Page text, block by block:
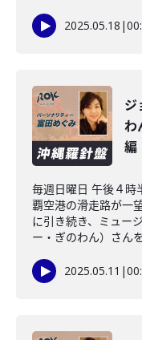
2025.05.18 |
ジ
わ
編
毎週日曜日 午後４時
覇空港の滑走路が一
に引き続き、ミュー
ー・ぎのわん）さん
2025.05.11 |